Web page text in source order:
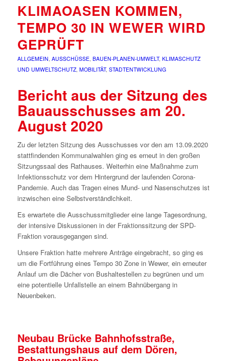
KLIMAOASEN KOMMEN,
TEMPO 30 IN WEWER WIRD
GEPRÜFT
ALLGEMEIN AUSSCHÜSSE, BAUEN-PLANEN-UMWELT, KLIMASCHUTZ
UND UMWELTSCHUTZ, MOBILITÄT, STADTENTWICKLUNG
Bericht aus der Sitzung des
Bauausschusses am 20.
August 2020
Zu der letzten Sitzung des Ausschusses vor den am 13.09.2020
stattfindenden Kommunalwahlen ging es erneut in den großen
Sitzungssaal des Rathauses. Weiterhin eine Maßnahme zum
Infektionsschutz vor dem Hintergrund der laufenden Corona-
Pandemie. Auch das Tragen eines Mund- und Nasenschutzes ist
inzwischen eine Selbstverständlchkeit.
Es erwartete die Ausschussmitglieder eine lange Tagesordnung,
der intensive Diskussionen in der Fraktionssitzung der SPD-
Fraktion vorausgegangen sind.
Unsere Fraktion hatte mehrere Anträge eingebracht, so ging es
um die Fortführung eines Tempo 30 Zone in Wewer, ein erneuter
Anlauf um die Dächer von Bushaltestellen zu begrünen und um
eine potentielle Unfallstelle an einem Bahnübergang in
Neuenbeken.
Neubau Brücke Bahnhofsstraße,
Bestattungshaus auf dem Dören,